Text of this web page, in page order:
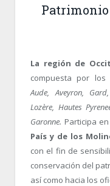
Patrimonio
La región de
compuesta por
Aude, Aveyron,
Lozère, Hautes
Garonne. Participa
País y de los
con el fin de
conservación del
así como hacia los